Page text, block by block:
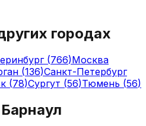
городах
(766)Москва
(136)Санкт-Петербург
(78)Сургут (56)Тюмень (56)
Барнаул